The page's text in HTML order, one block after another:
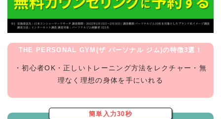
THE PERSONAL GYM(ザ パーソナル ジム)の特徴3選！
・初心者OK・正しいトレーニング方法をレクチャー・無
理なく理想の身体を手にいれる
簡単入力30秒